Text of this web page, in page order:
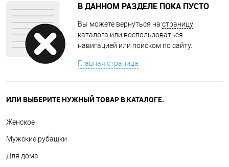
В ДАННОМ РАЗДЕЛЕ ПОКА ПУСТО
Вы можете вернуться на страницу
каталога или воспользоваться
навигацией или поиском по сайту.
Главная страница
ИЛИ ВЫБЕРИТЕ НУЖНЫЙ ТОВАР В КАТАЛОГЕ.
Женское
Мужские рубашки
Для дома